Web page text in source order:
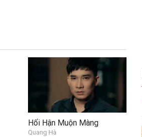
Hối Hận Muộn Màng
Quang Hà